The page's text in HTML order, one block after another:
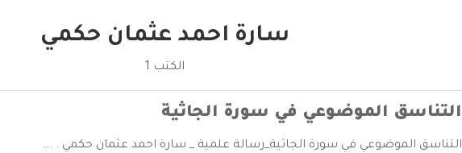
سارة احمد عثمان حكمي
الكتب 1
التناسق الموضوعي في سورة الجاثية
التناسق الموضوعي في سورة الجاثية_رسالة علمية _ سارة احمد عثمان حكمي . ...